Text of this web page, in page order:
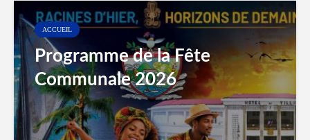
ACCUEIL
Programme de la Fête
Communale 2026